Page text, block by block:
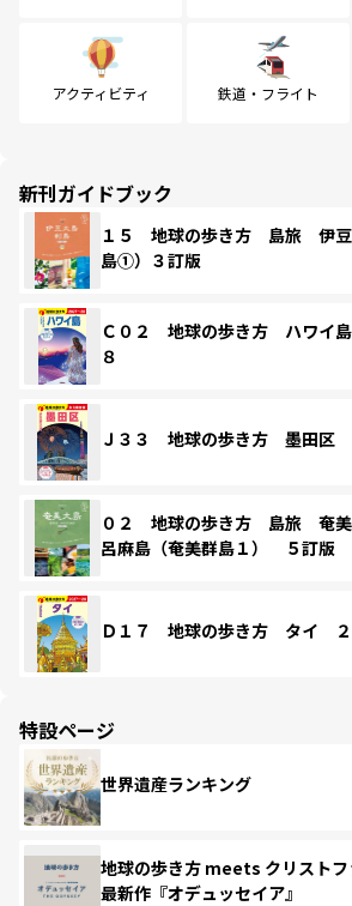
アクティビティ 鉄道・フライト
新刊ガイドブック
１５ 地球の歩き方 島旅 伊
島①）３訂版
Ｃ０２ 地球の歩き方 ハワイ
８
Ｊ３３ 地球の歩き方 墨田区
０２ 地球の歩き方 島旅 奄
呂麻島（奄美群島１） ５訂版
Ｄ１７ 地球の歩き方 タイ ２
特設ページ
世界遺産ランキング
地球の歩き方 meets クリスト
最新作『オデュッセイア』